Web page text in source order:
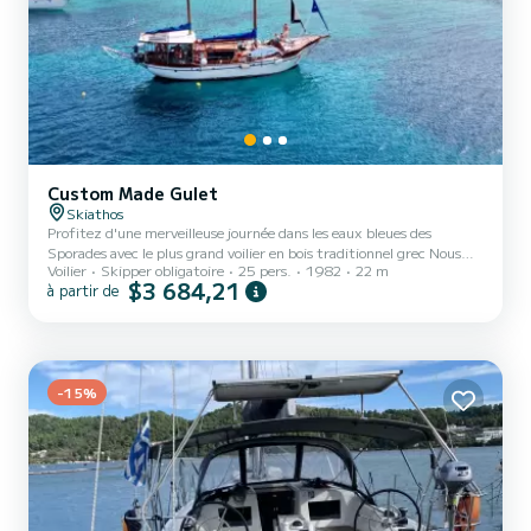
Custom Made Gulet
Skiathos
Profitez d'une merveilleuse journée dans les eaux bleues des
Sporades avec le plus grand voilier en bois traditionnel grec Nous
organisons des croisières pendant l'été avec notre voilier 'Lato' dans
les magnifiques eaux des Sporades. Notre croisière d'une journée
destinations les plus belles accessibles u...
Voilier Skipper obligatoire 25 pers. 1982 22 m
à partir de $3 684,21
-15%